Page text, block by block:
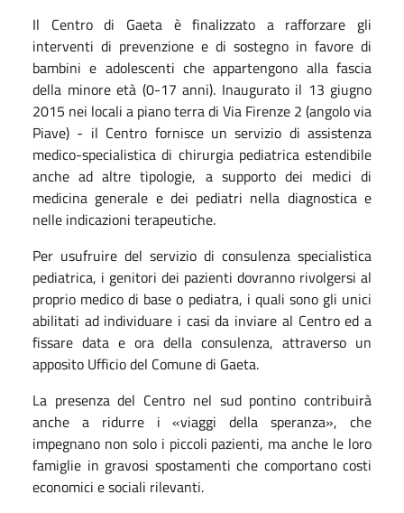
Il Centro di Gaeta è finalizzato a rafforzare gli
interventi di prevenzione e di sostegno in favore di
bambini e adolescenti che appartengono alla fascia
della minore età (0-17 anni). Inaugurato il 13 giugno
2015 nei locali a piano terra di Via Firenze 2 (angolo via
Piave) - il Centro fornisce un servizio di assistenza
medico-specialistica di chirurgia pediatrica estendibile
anche ad altre tipologie, a supporto dei medici di
medicina generale e dei pediatri nella diagnostica e
nelle indicazioni terapeutiche.
Per usufruire del servizio di consulenza specialistica
pediatrica, i genitori dei pazienti dovranno rivolgersi al
proprio medico di base o pediatra, i quali sono gli unici
abilitati ad individuare i casi da inviare al Centro ed a
fissare data e ora della consulenza, attraverso un
apposito Ufficio del Comune di Gaeta.
La presenza del Centro nel sud pontino contribuirà
anche a ridurre i «viaggi della speranza», che
impegnano non solo i piccoli pazienti, ma anche le loro
famiglie in gravosi spostamenti che comportano costi
economici e sociali rilevanti.